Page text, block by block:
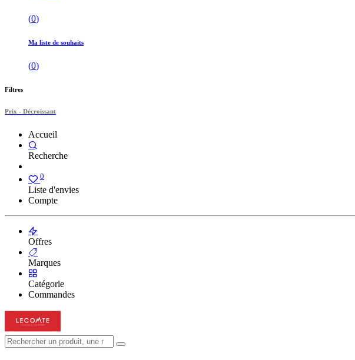
(0)
Ma liste de souhaits
(0)
Filtres
Prix - Décroissant
Accueil
Recherche
0
Liste d'envies
Compte
Offres
Marques
Catégorie
Commandes